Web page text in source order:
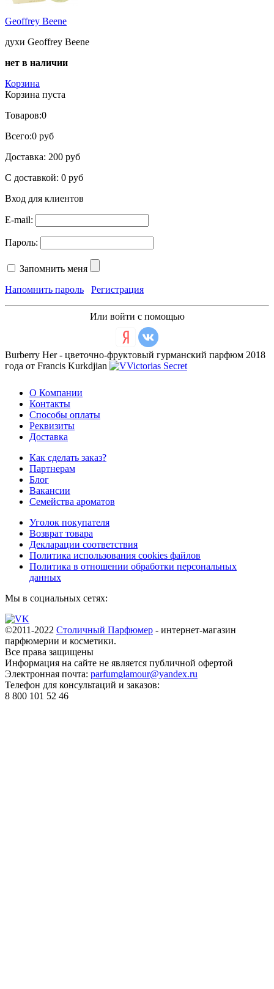
Geoffrey Beene
духи Geoffrey Beene
нет в наличии
Корзина
Корзина пуста
Товаров:0
Всего:0 руб
Доставка: 200 руб
С доставкой: 0 руб
Вход для клиентов
E-mail:
Пароль:
Запомнить меня
Напомнить пароль
Регистрация
Или войти с помощью
Burberry Her - цветочно-фруктовый гурманский парфюм 2018
года от Francis Kurkdjian
О Компании
Контакты
Способы оплаты
Реквизиты
Доставка
Как сделать заказ?
Партнерам
Блог
Вакансии
Семейства ароматов
Уголок покупателя
Возврат товара
Декларации соответствия
Политика использования cookies файлов
Политика в отношении обработки персональных
данных
Мы в социальных сетях:
©2011-2022 Столичный Парфюмер - интернет-магазин
парфюмерии и косметики.
Все права защищены
Информация на сайте не является публичной офертой
Электронная почта: parfumglamour@yandex.ru
Телефон для консультаций и заказов:
8 800 101 52 46